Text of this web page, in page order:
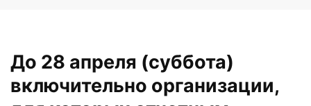
До 28 апреля (суббота)
включительно организации,